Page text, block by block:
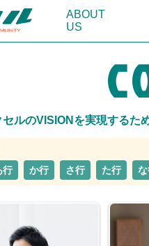
ABOUT
US
セルのVISIONを実現するた
行 か行 さ行 た行